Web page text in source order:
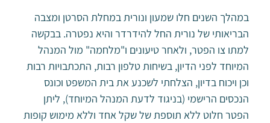
במהלך השנים חלו שמעון ונורית במחלת הסרטן ומצבה
הבריאותי של נורית החל להידרדר והיא נפטרה. בבקשה
למתו צו הפטר, ולאחר טיעונים ו"מלחמה" מול המנהל
המיוחד לפני הדיון, בשיחות טלפון רבות, התכתבויות רבות
וכן ויכוח בדיון, הצלחתי לשכנע את בית המשפט וכונס
הנכסים הרישמי (בניגוד לדעת המנהל המיוחד), ליתן
הפטר חלוט ללא תוספת של שקל אחד וללא מימוש קופות